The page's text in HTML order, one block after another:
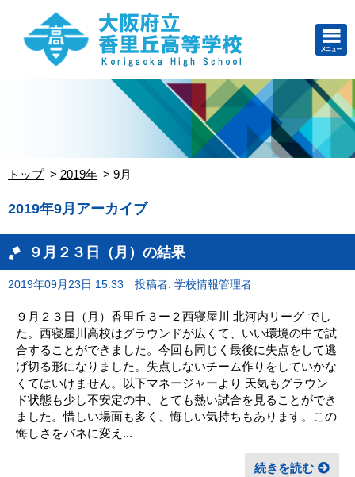
トップ 2019年 9月
2019年9月アーカイブ
９月２３日（月）の結果
2019年09月23日 15:33 投稿者: 学校情報管理者
９月２３日（月）香里丘３ー２西寝屋川 北河内リーグ でし
た。西寝屋川高校はグラウンドが広くて、いい環境の中で試
合することができました。今回も同じく最後に失点をして逃
げ切る形になりました。失点しないチーム作りをしていかな
くてはいけません。以下マネージャーより 天気もグラウン
ド状態も少し不安定の中、とても熱い試合を見ることができ
ました。惜しい場面も多く、悔しい気持ちもあります。この
悔しさをバネに変え...
続きを読む